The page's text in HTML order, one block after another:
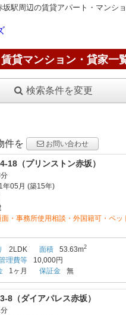
駅周辺の賃貸アパート・マンシ
貸マンション・貸家一
検索条件を変更
件を
お問い合わせ
18（プリンストン赤坂）
年05月 (築15年)
・事務所使用相談・外国籍可・ペッ
2LDK 面積 53.63m2
理費等
10,000円
1ヶ月 保証金 無
8（ダイアパレス赤坂）